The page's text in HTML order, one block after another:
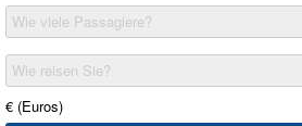
Wie viele Passagiere?
Wie reisen Sie?
€ (Euros)